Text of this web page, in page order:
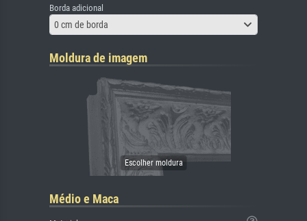
Borda adicional
0 cm de borda
Moldura de imagem
Médio e Maca